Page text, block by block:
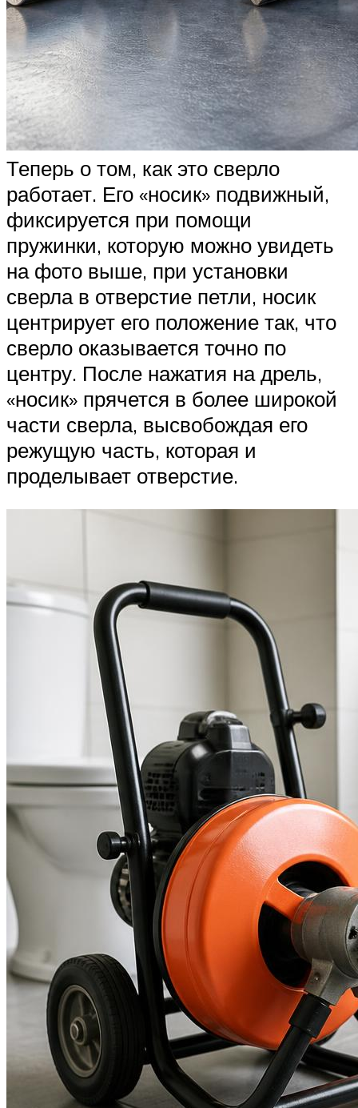
Теперь о том, как это сверло
работает. Его «носик» подвижный,
фиксируется при помощи
пружинки, которую можно увидеть
на фото выше, при установки
сверла в отверстие петли, носик
центрирует его положение так, что
сверло оказывается точно по
центру. После нажатия на дрель,
«носик» прячется в более широкой
части сверла, высвобождая его
режущую часть, которая и
проделывает отверстие.